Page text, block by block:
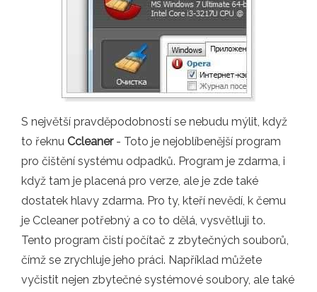
S největší pravděpodobností se nebudu mýlit, když
to řeknu Ccleaner- Toto je nejoblíbenější program
pro čištění systému odpadků. Program je zdarma, i
když tam je placená pro verze, ale je zde také
dostatek hlavy zdarma. Pro ty, kteří nevědí, k čemu
je Ccleaner potřebný a co to dělá, vysvětluji to.
Tento program čistí počítač z zbytečných souborů,
čímž se zrychluje jeho práci. Například můžete
vyčistit nejen zbytečné systémové soubory, ale také